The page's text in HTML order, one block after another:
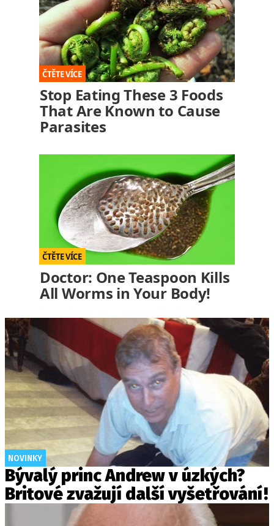
Stop Eating These 3 Foods
That Are Known to Cause
Parasites
Doctor: One Teaspoon Kills
All Worms in Your Body!
NOVINKY
Bývalý princ Andrew v úzkých?
Britové zvažují další vyšetřování!